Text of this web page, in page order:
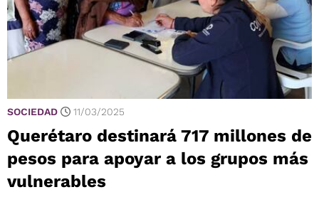
SOCIEDAD 11/03/2025
Querétaro destinará 717 millones de
pesos para apoyar a los grupos más
vulnerables